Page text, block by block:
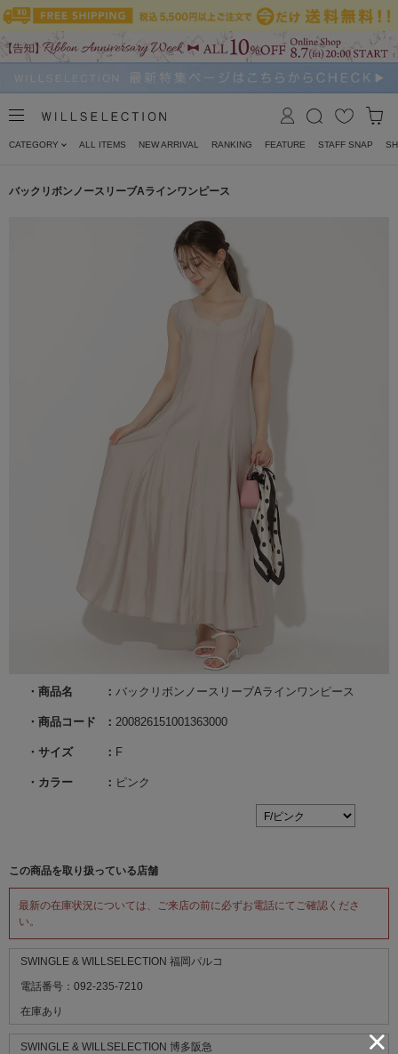
CATEGORY ALL ITEMS NEW ARRIVAL RANKING FEATURE STAFF SNAP
バックリボンノースリーブAラインワンピース
商品名 バックリボンノースリーブAラインワンピース
商品コード 200826151001363000
サイズ F
カラー ピンク
この商品を取り扱っている店舗
最新の在庫状況については、ご来店の前に必ずお電話にてご確認くださ
い。
SWINGLE & WILLSELECTION 福岡パルコ
電話番号：092-235-7210
在庫あり
SWINGLE & WILLSELECTION 博多阪急